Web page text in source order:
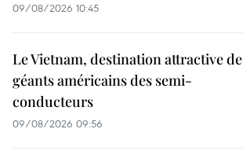
09/08/2026 10:45
Le Vietnam, destination attractive de
géants américains des semi-
conducteurs
09/08/2026 09:56